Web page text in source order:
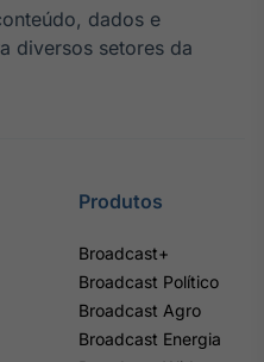
dados e
diversos setores da
Produtos
Broadcast+
Broadcast Político
Broadcast Agro
Broadcast Energia